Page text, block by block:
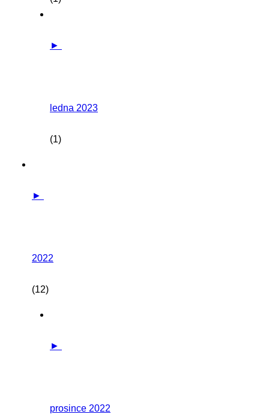
►
ledna 2023
(1)
►
2022
(12)
►
prosince 2022